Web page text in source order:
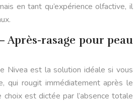
en tant qu’expérience olfactive, il
Après-rasage pour peau
Nivea est la solution idéale si vous
qui rougit immédiatement après le
choix est dictée par l’absence totale